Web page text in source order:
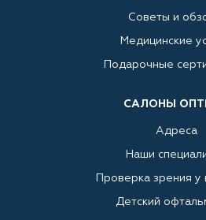
Советы и
Медицинские
Подарочные
САЛОНЫ
Адреса
Наши
Проверка зрения у
Детский